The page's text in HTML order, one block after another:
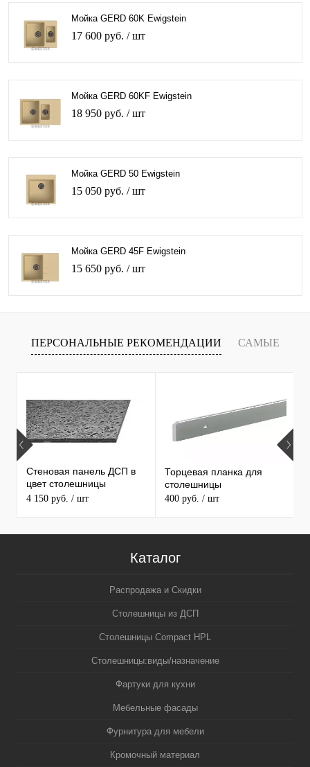
Мойка GERD 60K Ewigstein
17 600 руб. / шт
Мойка GERD 60KF Ewigstein
18 950 руб. / шт
Мойка GERD 50 Ewigstein
15 050 руб. / шт
Мойка GERD 45F Ewigstein
15 650 руб. / шт
ПЕРСОНАЛЬНЫЕ РЕКОМЕНДАЦИИ САМЫЕ
ПРОДАВАЕМЫЕ ТОВАРЫ
Стеновая панель ДСП в
цвет столешницы
MAERSS
4 150 руб. / шт
Торцевая планка для
столешницы
400 руб. / шт
Каталог
Распродажа и Скидки
Столешницы из ДСП
Столешницы Compact HPL
Столешницы:виды/назначение
Фартуки для кухни
Мебельные фасады
Фурнитура для мебели
Кромочный материал